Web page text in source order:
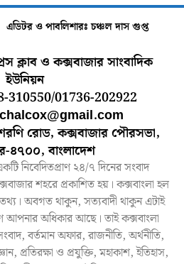
এডিটর ও পাবলিশারঃ চঞ্চল দাস গুপ্ত
ক্লাব ও কক্সবাজার সাংবাদিক
ইউনিয়ন
01736-202922
রোড, কক্সবাজার পৌরসভা,
৪৭০০, বাংলাদেশ
নিবেদিতপ্রাণ ২৪/৭ দিনের সংবাদ
শহরে প্রকাশিত হয়। কক্সবাংলা হল
অবগত থাকুন, সত্যবাদী থাকুন এটাই
আপনার অধিকার আছে। তাই কক্সবাংলা
বর্তমান অফার, রাজনীতি, অর্থনীতি,
প্রতিরক্ষা ও প্রযুক্তি, মহাকাশ, ইতিহাস,